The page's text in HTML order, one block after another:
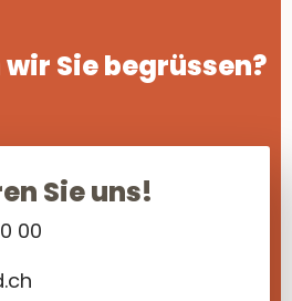
Sie begrüssen?
Sie uns!
00